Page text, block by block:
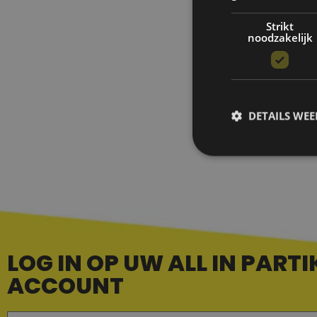
helpen bij
LOG IN OP UW ALL IN
ACCOUNT
Strikt
noodzakelijk
DETAILS